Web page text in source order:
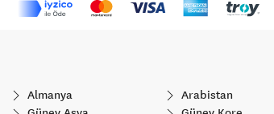
Almanya Arabistan